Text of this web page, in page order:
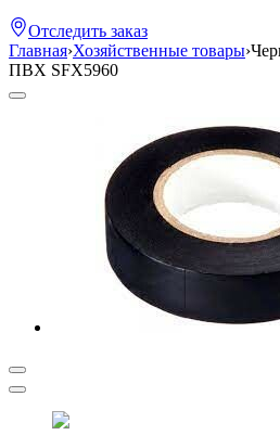
Отследить заказ
Главная›Хозяйственные товары›
ПВХ SFX5960